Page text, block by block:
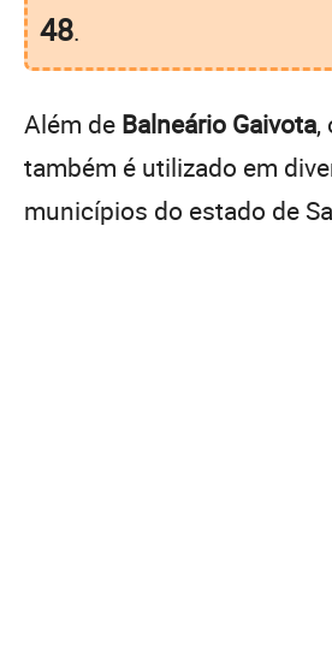
48.
Além de Balneário Gaivota,
também é utilizado em
municípios do estado de